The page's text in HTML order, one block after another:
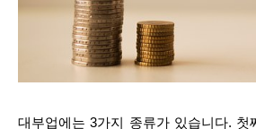
대부업에는 3가지 종류가 있습니다. 첫